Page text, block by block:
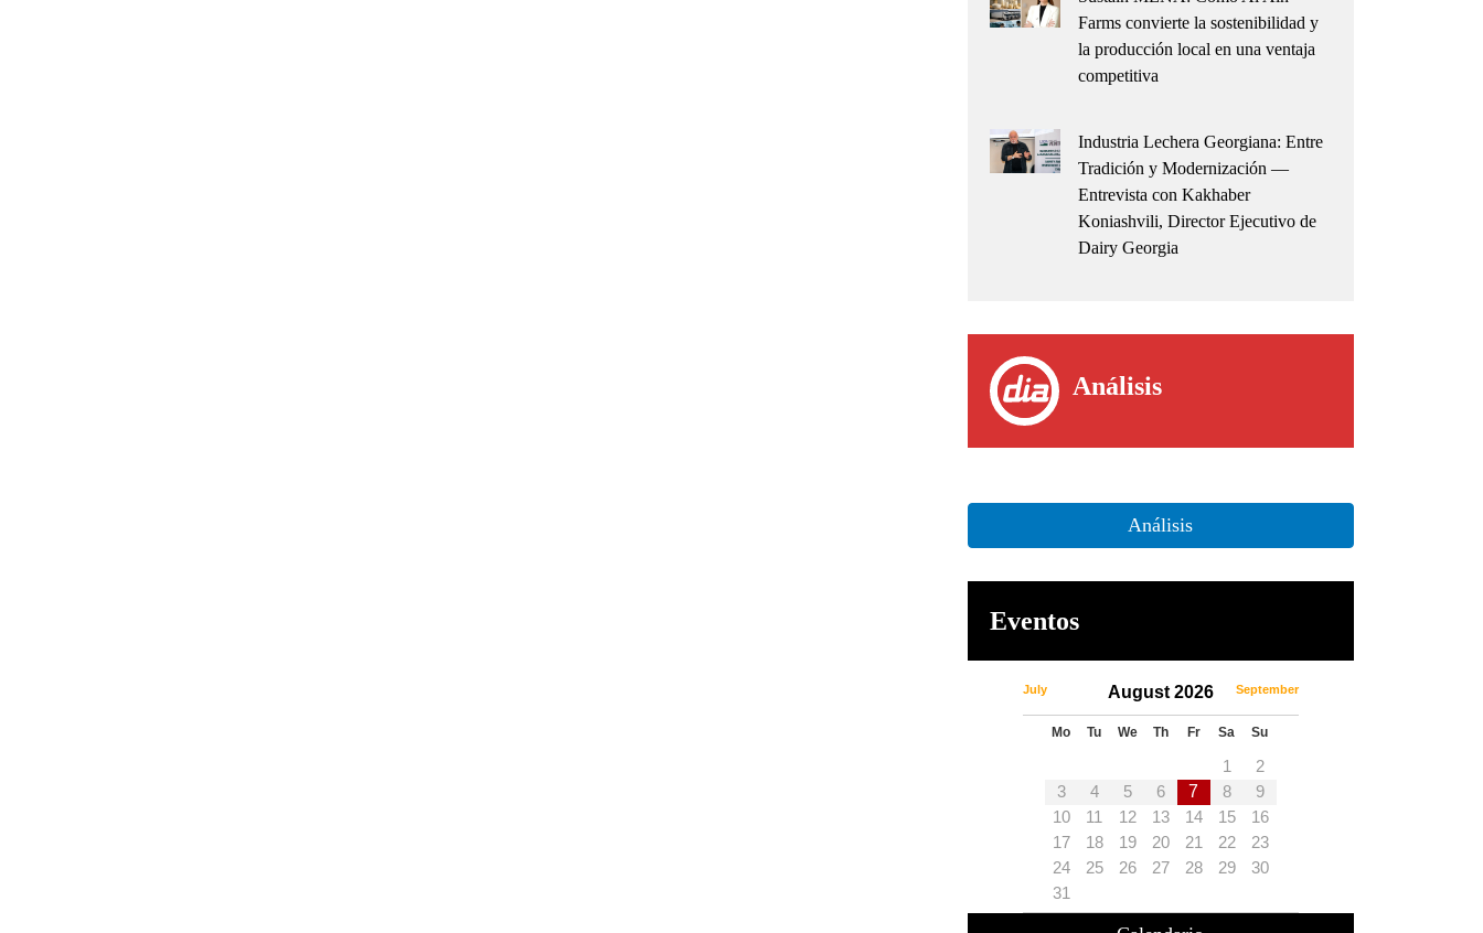
Farms convierte la sostenibilidad y
la producción local en una ventaja
competitiva
Industria Lechera Georgiana: Entre
Tradición y Modernización —
Entrevista con Kakhaber
Koniashvili, Director Ejecutivo de
Dairy Georgia
Análisis
Análisis
Eventos
July August 2026 September
Mo Tu We Th Fr Sa Su
1
2
3
4 5 6 7 8
9
10
11 12 13 14 15
16
17
18 19 20 21 22
23
24
25 26 27 28 29
30
31